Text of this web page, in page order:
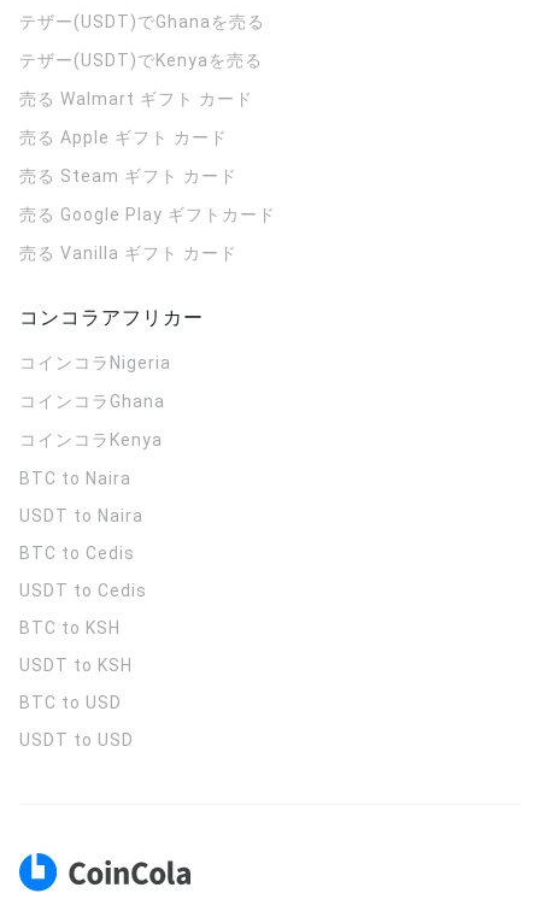
テザー(USDT)でGhanaを売る
テザー(USDT)でKenyaを売る
売る Walmart ギフト カード
売る Apple ギフト カード
売る Steam ギフト カード
売る Google Play ギフトカード
売る Vanilla ギフト カード
コンコラアフリカー
コインコラ Nigeria
コインコラ Ghana
コインコラ Kenya
BTC to Naira
USDT to Naira
BTC to Cedis
USDT to Cedis
BTC to KSH
USDT to KSH
BTC to USD
USDT to USD